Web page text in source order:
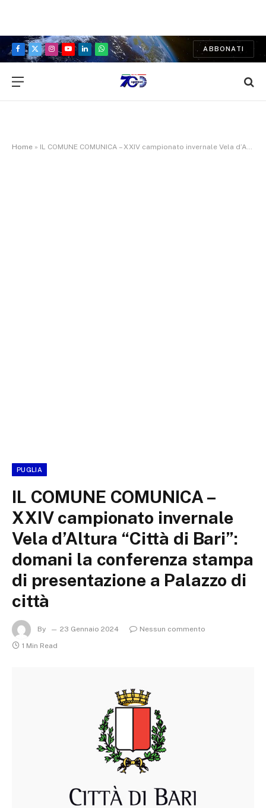
Facebook
X
Instagram
YouTubeLinkedInWhatsApp
ABBONATI
Home » IL COMUNE COMUNICA – XXIV campionato invernale Vela d’Altura “Città di Bari”: domani la conferenza stampa di presentazione a Palazzo di città
PUGLIA
IL COMUNE COMUNICA –
XXIV campionato invernale
Vela d’Altura “Città di Bari”:
domani la conferenza stampa
di presentazione a Palazzo di
città
By 23 Gennaio 2024
Nessun commento
1 Min Read